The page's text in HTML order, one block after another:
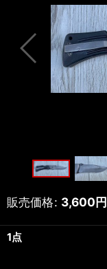
販売価格: 3,600円
1点